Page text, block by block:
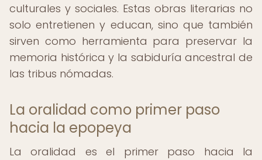
culturales y sociales. Estas obras literarias no
solo entretienen y educan, sino que también
sirven como herramienta para preservar la
memoria histórica y la sabiduría ancestral de
las tribus nómadas.
La oralidad como primer paso
hacia la epopeya
La oralidad es el primer paso hacia la